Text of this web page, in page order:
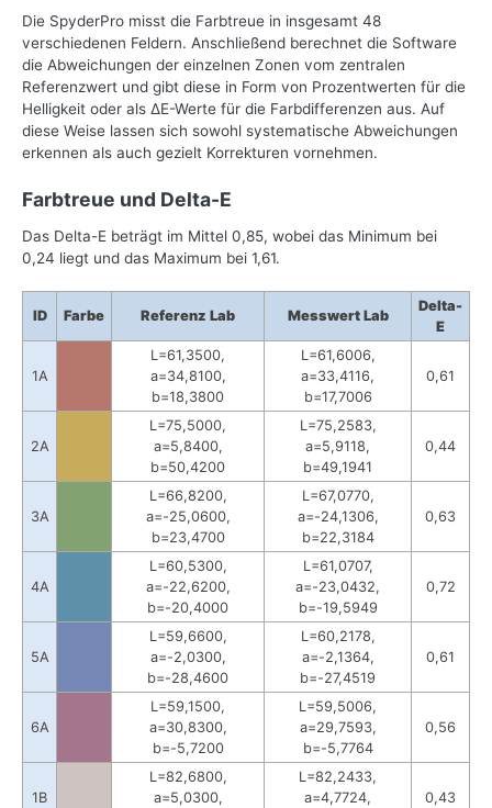
Die SpyderPro misst die Farbtreue in insgesamt 48
verschiedenen Feldern. Anschließend berechnet die Software
die Abweichungen der einzelnen Zonen vom zentralen
Referenzwert und gibt diese in Form von Prozentwerten für die
Helligkeit oder als ΔE-Werte für die Farbdifferenzen aus. Auf
diese Weise lassen sich sowohl systematische Abweichungen
erkennen als auch gezielt Korrekturen vornehmen.
Farbtreue und Delta-E
Das Delta-E beträgt im Mittel 0,85, wobei das Minimum bei
0,24 liegt und das Maximum bei 1,61.
ID Farbe Referenz Lab Messwert Lab
Delta-
E
1A
L=61,3500,
a=34,8100,
b=18,3800
L=61,6006,
a=33,4116,
b=17,7006
0,61
2A
L=75,5000,
a=5,8400,
b=50,4200
L=75,2583,
a=5,9118,
b=49,1941
0,44
3A
L=66,8200,
a=-25,0600,
b=23,4700
L=67,0770,
a=-24,1306,
b=22,3184
0,63
4A
L=60,5300,
a=-22,6200,
b=-20,4000
L=61,0707,
a=-23,0432,
b=-19,5949
0,72
5A
L=59,6600,
a=-2,0300,
b=-28,4600
L=60,2178,
a=-2,1364,
b=-27,4519
0,61
6A
L=59,1500,
a=30,8300,
b=-5,7200
L=59,5006,
a=29,7593,
b=-5,7764
0,56
1B
L=82,6800,
a=5,0300,
L=82,2433,
a=4,7724,
0,43